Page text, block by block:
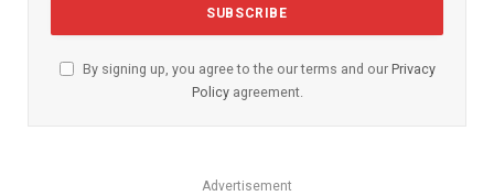
By signing up, you agree to the our terms and our Privacy
Policyagreement.
Advertisement